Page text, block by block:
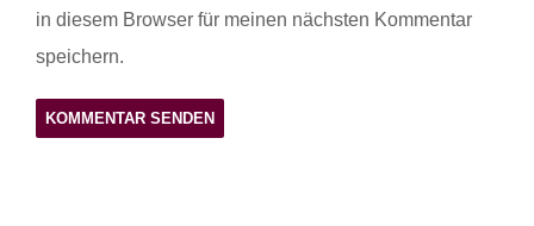
in diesem Browser für meinen nächsten Kommentar
speichern.